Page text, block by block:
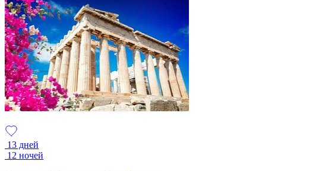
13 дней
12 ночей